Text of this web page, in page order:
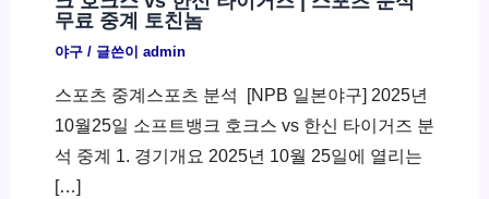
무료 중계 토친놈
야구/ 글쓴이 admin
스포츠 중계스포츠 분석 ​ [NPB 일본야구] 2025년
10월25일 소프트뱅크 호크스 vs 한신 타이거즈 분
석 중계 1. 경기개요 2025년 10월 25일에 열리는
[…]